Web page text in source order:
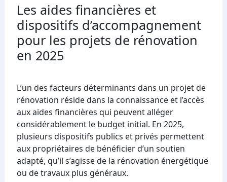
Les aides financières et
dispositifs d’accompagnement
pour les projets de rénovation
en 2025
L’un des facteurs déterminants dans un projet de
rénovation réside dans la connaissance et l’accès
aux aides financières qui peuvent alléger
considérablement le budget initial. En 2025,
plusieurs dispositifs publics et privés permettent
aux propriétaires de bénéficier d’un soutien
adapté, qu’il s’agisse de la rénovation énergétique
ou de travaux plus généraux.